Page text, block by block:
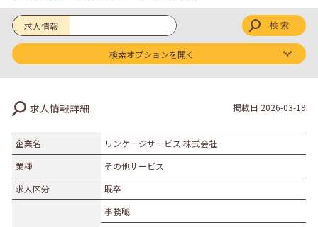
求人情報
検索オプションを開く
業種
農林水産業
建設業
食品製造業
求人情報詳細 掲載日 2026-03-19
企業名
リンケージサービス 株式会社
業種
その他サービス
求人区分
既卒
事務職